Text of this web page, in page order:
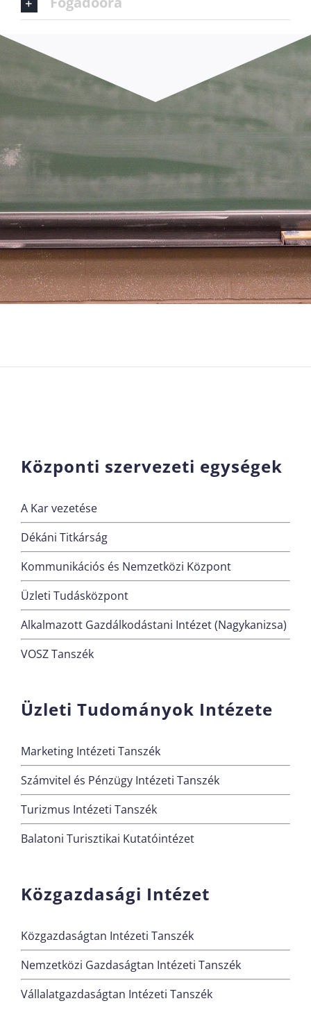
Központi szervezeti egységek
A Kar vezetése
Dékáni Titkárság
Kommunikációs és Nemzetközi Központ
Üzleti Tudásközpont
Alkalmazott Gazdálkodástani Intézet (Nagykanizsa)
VOSZ Tanszék
Üzleti Tudományok Intézete
Marketing Intézeti Tanszék
Számvitel és Pénzügy Intézeti Tanszék
Turizmus Intézeti Tanszék
Balatoni Turisztikai Kutatóintézet
Közgazdasági Intézet
Közgazdaságtan Intézeti Tanszék
Nemzetközi Gazdaságtan Intézeti Tanszék
Vállalatgazdaságtan Intézeti Tanszék